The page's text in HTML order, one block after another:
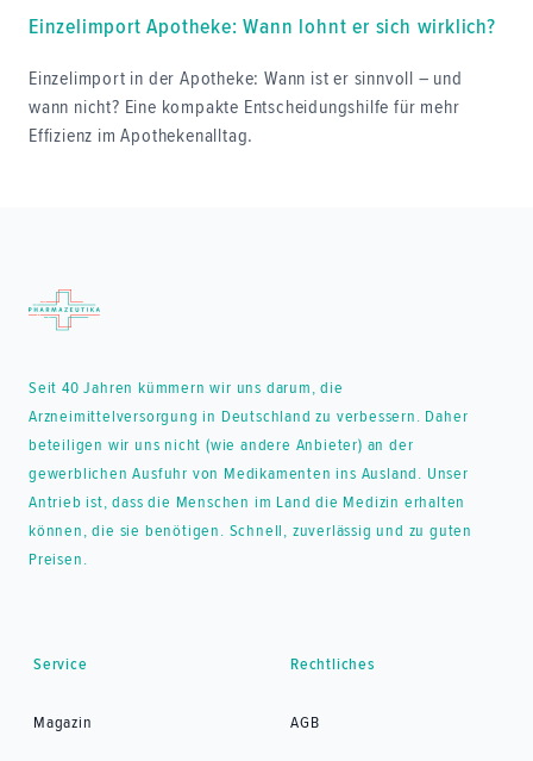
Einzelimport Apotheke: Wann lohnt er sich wirklich?
Einzelimport in der Apotheke: Wann ist er sinnvoll – und
wann nicht? Eine kompakte Entscheidungshilfe für mehr
Effizienz im Apothekenalltag.
Seit 40 Jahren kümmern wir uns darum, die
Arzneimittelversorgung in Deutschland zu verbessern. Daher
beteiligen wir uns nicht (wie andere Anbieter) an der
gewerblichen Ausfuhr von Medikamenten ins Ausland. Unser
Antrieb ist, dass die Menschen im Land die Medizin erhalten
können, die sie benötigen. Schnell, zuverlässig und zu guten
Preisen.
Service
Magazin
Rechtliches
AGB